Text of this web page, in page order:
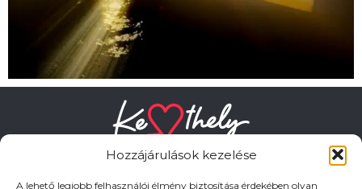
Hozzájárulások kezelése
A lehető legjobb felhasználói élmény biztosítása érdekében olyan